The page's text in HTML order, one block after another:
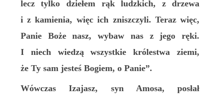
lecz tylko dziełem rąk ludzkich, z drzewa
i z kamienia, więc ich zniszczyli. Teraz więc,
Panie Boże nasz, wybaw nas z jego ręki.
I niech wiedzą wszystkie królestwa ziemi,
że Ty sam jesteś Bogiem, o Panie”.
Wówczas Izajasz, syn Amosa, posłał